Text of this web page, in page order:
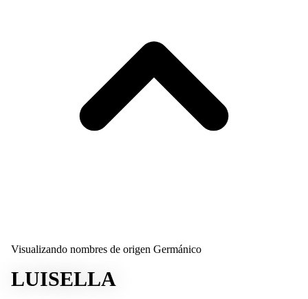
Visualizando nombres de origen Germánico
LUISELLA